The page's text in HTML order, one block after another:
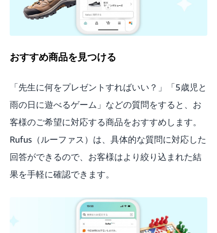
おすすめ商品を見つける
「先生に何をプレゼントすればいい？」「5歳児と
雨の日に遊べるゲーム」などの質問をすると、お
客様のご希望に対応する商品をおすすめします。
Rufus（ルーファス）は、具体的な質問に対応した
回答ができるので、お客様はより絞り込まれた結
果を手軽に確認できます。